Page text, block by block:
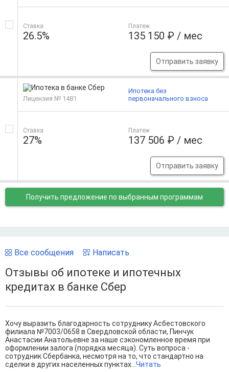
Ставка
26.5%
Платеж
135 150 ₽ / мес
Отправить заявку
Лицензия № 1481
Ставка
27%
Платеж
137 506 ₽ / мес
Отправить заявку
Ипотека без
первоначального взноса
Получить предложение по выбранным программам
Все сообщения Написать
Отзывы об ипотеке и ипотечных
кредитах в банке Сбер
Хочу выразить благодарность сотруднику Асбестовского
филиала №7003/0658 в Свердловской области, Пинчук
Анастасии Анатольевне за наше сэкономленное время при
оформлении залога (порядка месяца). Суть вопроса -
сотрудник Сбербанка, несмотря на то, что стандартно на
сделки в других населенных пунктах...Читать